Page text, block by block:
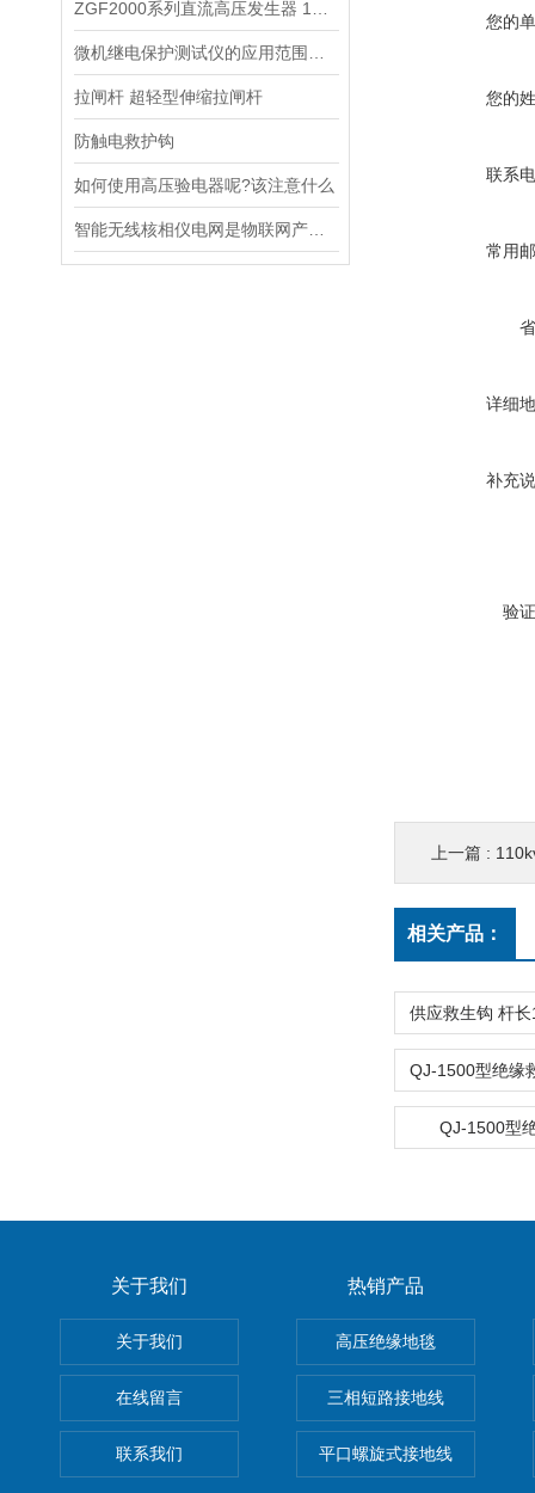
拉闸杆 超轻型伸缩拉闸杆
防触电救护钩
如何使用高压验电器呢?该注意什么
您的
您的
联系
常用
详细
补充
验
上一篇 :
相关产品：
QJ-1500型
关于我们
关于我们
在线留言
联系我们
热销产品
高压绝缘地毯
三相短路接地线
平口螺旋式接地线